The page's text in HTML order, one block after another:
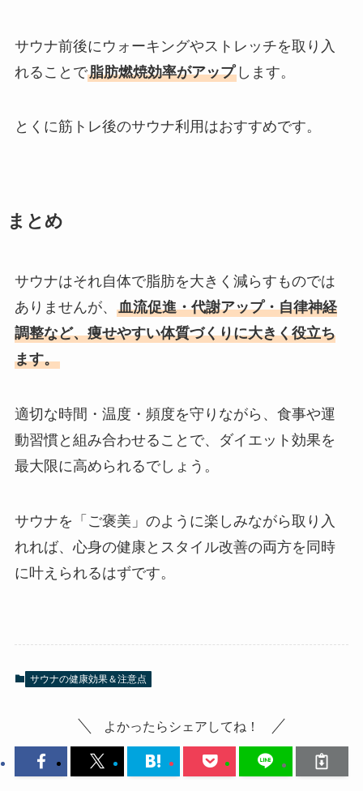
サウナ前後にウォーキングやストレッチを取り入
れることで脂肪燃焼効率がアップします。
とくに筋トレ後のサウナ利用はおすすめです。
まとめ
サウナはそれ自体で脂肪を大きく減らすものでは
ありませんが、 血流促進・代謝アップ・自律神経
調整など、痩せやすい体質づくりに大きく役立ち
ます。
適切な時間・温度・頻度を守りながら、食事や運
動習慣と組み合わせることで、ダイエット効果を
最大限に高められるでしょう。
サウナを「ご褒美」のように楽しみながら取り入
れれば、心身の健康とスタイル改善の両方を同時
に叶えられるはずです。
サウナの健康効果＆注意点
よかったらシェアしてね！